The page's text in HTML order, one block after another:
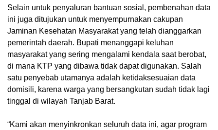
Selain untuk penyaluran bantuan sosial, pembenahan data
ini juga ditujukan untuk menyempurnakan cakupan
Jaminan Kesehatan Masyarakat yang telah dianggarkan
pemerintah daerah. Bupati menanggapi keluhan
masyarakat yang sering mengalami kendala saat berobat,
di mana KTP yang dibawa tidak dapat digunakan. Salah
satu penyebab utamanya adalah ketidaksesuaian data
domisili, karena warga yang bersangkutan sudah tidak lagi
tinggal di wilayah Tanjab Barat.
“Kami akan menyinkronkan seluruh data ini, agar program